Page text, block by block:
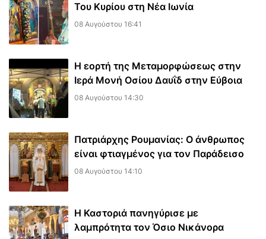
Του Κυρίου στη Νέα Ιωνία
08 Αυγούστου 16:41
Η εορτή της Μεταμορφώσεως στην
Ιερά Μονή Οσίου Δαυΐδ στην Εύβοια
08 Αυγούστου 14:30
Πατριάρχης Ρουμανίας: Ο άνθρωπος
είναι φτιαγμένος για τον Παράδεισο
08 Αυγούστου 14:10
Η Καστοριά πανηγύρισε με
λαμπρότητα τον Όσιο Νικάνορα